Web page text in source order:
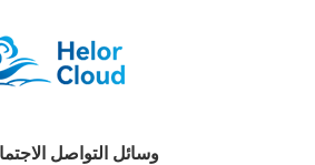
وسائل التواصل